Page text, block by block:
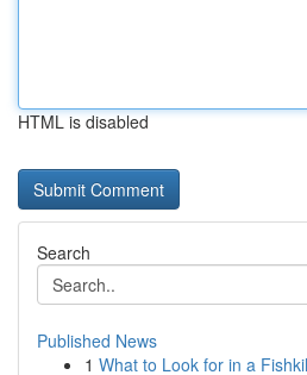
HTML is disabled
Search
Published News
1 What to Look for in a